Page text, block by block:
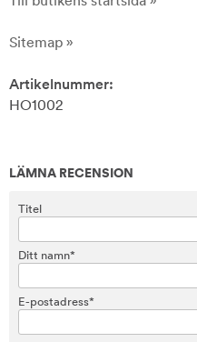
Sitemap »
Artikelnummer:
HO1002
LÄMNA RECENSION
Titel
Ditt namn*
E-postadress*